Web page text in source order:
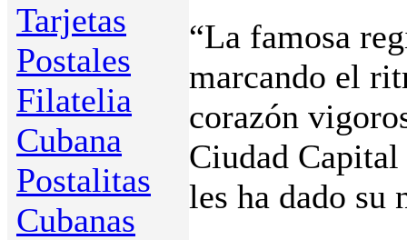
Tarjetas
Postales
Filatelia
Cubana
Postalitas
Cubanas
“La famosa
marcando el
corazón
Ciudad
les ha dado su